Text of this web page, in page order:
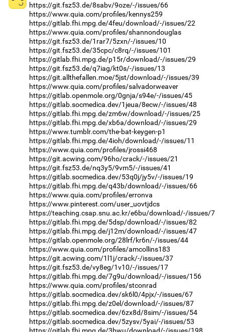
https://git.fsz53.de/8sabv/9oze/-/issues/66
https://www.quia.com/profiles/kennys259
https://gitlab.fhi.mpg.de/4feu/download/-/issues/22
https://www.quia.com/profiles/shannondouglas
https://git.fsz53.de/1rar7/5zxn/-/issues/10
https://git.fsz53.de/35cpc/c8rq/-/issues/101
https://gitlab.fhi.mpg.de/p15r/download/-/issues/29
https://git.fsz53.de/q7iag/kt0s/-/issues/13
https://git.allthefallen.moe/5jst/download/-/issues/39
https://www.quia.com/profiles/salvadorweaver
https://gitlab.openmole.org/0gnja/s94e/-/issues/45
https://gitlab.socmedica.dev/1jeua/8ecw/-/issues/48
https://gitlab.fhi.mpg.de/zm6w/download/-/issues/25
https://gitlab.fhi.mpg.de/xb6a/download/-/issues/29
https://www.tumblr.com/the-bat-keygen-p1
https://gitlab.fhi.mpg.de/4ioh/download/-/issues/11
https://www.quia.com/profiles/jrossi468
https://git.acwing.com/96ho/crack/-/issues/21
https://git.fsz53.de/nq3y5/9vm5/-/issues/41
https://gitlab.socmedica.dev/53q0j/jy5v/-/issues/19
https://gitlab.fhi.mpg.de/q43b/download/-/issues/66
https://www.quia.com/profiles/erronva
https://www.pinterest.com/user_uovtjdcs
https://teaching.csap.snu.ac.kr/e6bu/download/-/issues/7
https://gitlab.fhi.mpg.de/5dsp/download/-/issues/82
https://gitlab.fhi.mpg.de/j12m/download/-/issues/47
https://gitlab.openmole.org/28lrf/kr6n/-/issues/44
https://www.quia.com/profiles/amcollins183
https://git.acwing.com/1l1j/crack/-/issues/37
https://git.fsz53.de/vy8eg/1v10/-/issues/17
https://gitlab.fhi.mpg.de/7g9u/download/-/issues/156
https://www.quia.com/profiles/stconrad
https://gitlab.socmedica.dev/sk6l0/4pjx/-/issues/67
https://gitlab.fhi.mpg.de/z0el/download/-/issues/87
https://gitlab.socmedica.dev/6zx8d/8sim/-/issues/54
https://gitlab.socmedica.dev/5zysv/5yai/-/issues/53